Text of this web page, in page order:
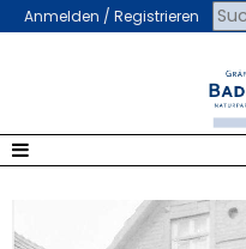
Anmelden / Registrieren